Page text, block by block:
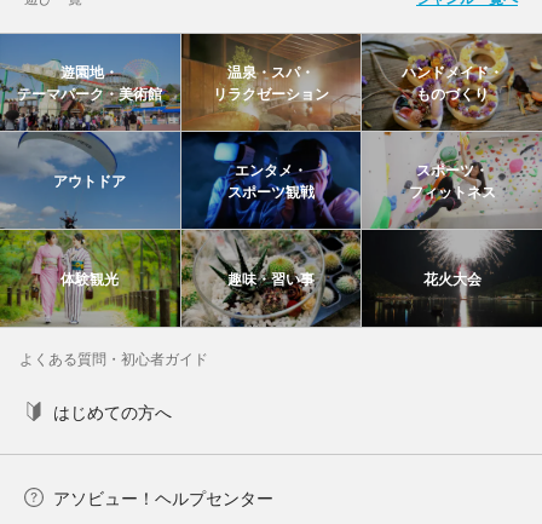
遊園地・
テーマパーク・美術館
温泉・スパ・
リラクゼーション
ハンドメイド・
ものづくり
アウトドア
エンタメ・
スポーツ観戦
スポーツ・
フィットネス
体験観光 趣味・習い事 花火大会
よくある質問・初心者ガイド
はじめての方へ
アソビュー！ヘルプセンター